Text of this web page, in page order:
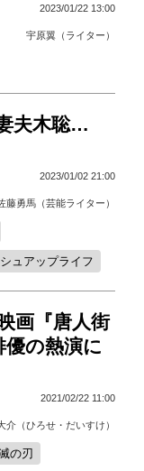
2023/01/22 13:00
宇原翼（ライター）
夫木聡…
2023/01/02 21:00
藤勇馬（芸能ライター）
ュアップライフ
画『唐人街
の熱演に
2021/02/22 11:00
介（ひろせ・だいすけ）
の刃